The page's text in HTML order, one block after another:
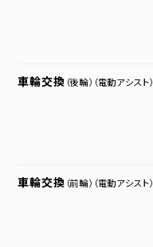
車輪交換 （後輪） （電動アシスト）
車輪交換 （前輪） （電動アシスト）